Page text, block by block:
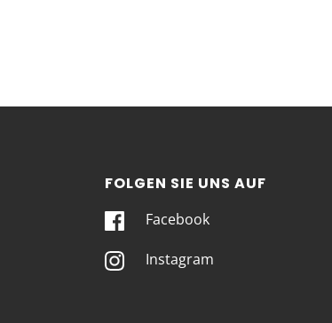
FOLGEN SIE UNS AUF
Facebook
Instagram